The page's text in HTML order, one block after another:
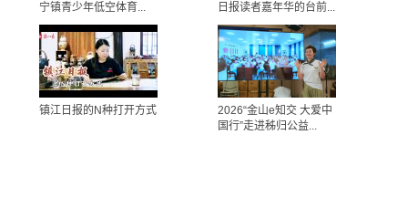
宁镇青少年低空体育...
日报读者嘉年华的台前...
镇江日报的N种打开方式
2026“金山e知交 大爱中
国行”走进秭归公益...